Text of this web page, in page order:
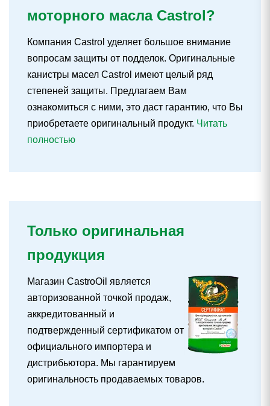
моторного масла Castrol?
Компания Castrol уделяет большое внимание
вопросам защиты от подделок. Оригинальные
канистры масел Castrol имеют целый ряд
степеней защиты. Предлагаем Вам
ознакомиться с ними, это даст гарантию, что Вы
приобретаете оригинальный продукт. Читать
полностью
Только оригинальная
продукция
Магазин CastroOil является
авторизованной точкой продаж,
аккредитованный и
подтвержденный сертификатом от
официального импортера и
дистрибьютора. Мы гарантируем
оригинальность продаваемых товаров.